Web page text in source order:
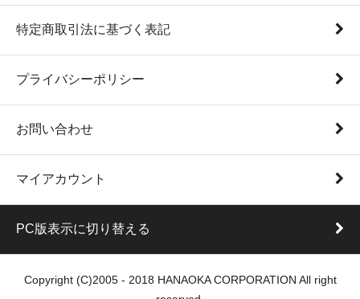
特定商取引法に基づく表記
プライバシーポリシー
お問い合わせ
マイアカウント
PC版表示に切り替える
Copyright (C)2005 - 2018 HANAOKA CORPORATION All right